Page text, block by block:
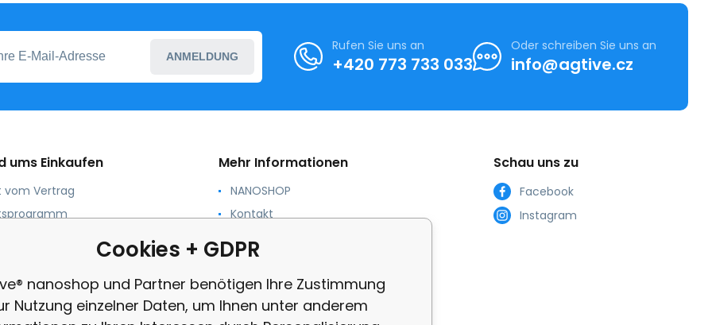
ANMELDUNG
Rufen Sie uns an
+420 773 733 033
Oder schreiben Sie uns an
info@agtive.cz
ums Einkaufen
vom Vertrag
und Konditionen
Mehr Informationen
NANOSHOP
Kontakt
Profit-Organisationen
Beschwerde
Rezension
Schau uns zu
Facebook
Instagram
Cookies + GDPR
nanoshop und Partner benötigen Ihre Zustimmung
Nutzung einzelner Daten, um Ihnen unter anderem